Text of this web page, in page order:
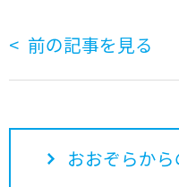
前の記事を見る
おおぞらか